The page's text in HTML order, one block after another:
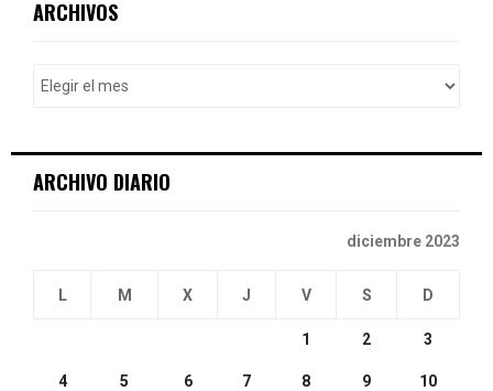
h
ARCHIVOS
ARCHIVO DIARIO
diciembre 2023
L M X J V S D
1 2 3
4 5 6 7 8 9 10